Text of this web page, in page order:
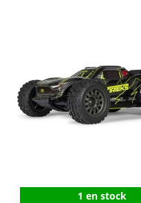
1 en stock